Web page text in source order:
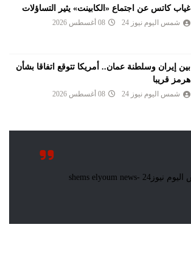
غياب كاتس عن اجتماع «الكابينت» يثير التساؤلات
شمس اليوم نيوز 24 08 أغسطس 2026
بين إيران وسلطنة عمان.. أمريكا تتوقع اتفاقا بشأن
هرمز قريبا
شمس اليوم نيوز 24 08 أغسطس 2026